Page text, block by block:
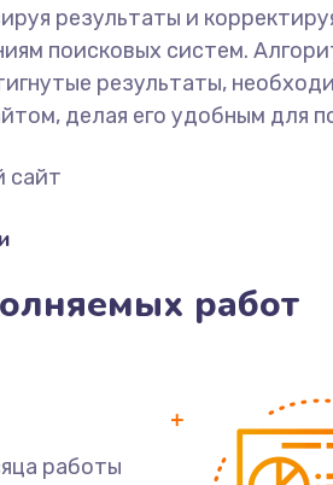
результаты и
поисковых систем.
результаты,
делая его удобным для
сайт
работ
работы